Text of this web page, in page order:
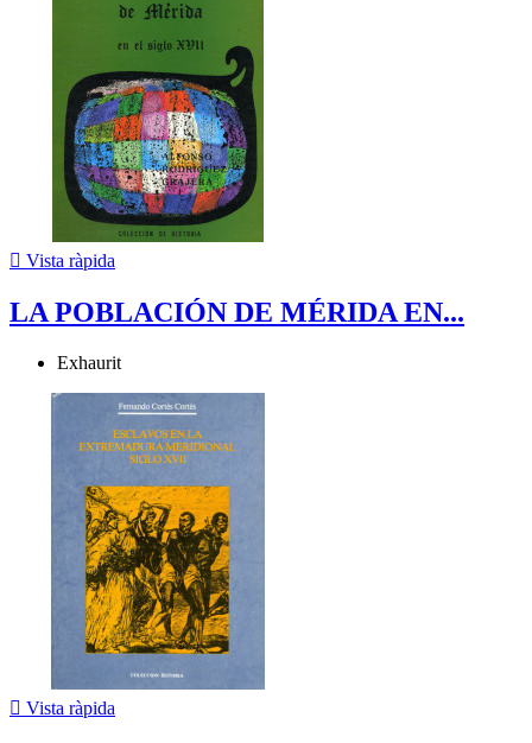
 Vista ràpida
LA POBLACIÓN DE MÉRIDA EN...
Exhaurit
 Vista ràpida